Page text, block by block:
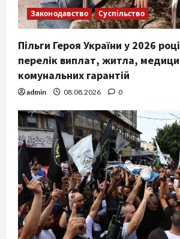
Законодавство Суспільство
Пільги Героя України у 2026
перелік виплат, житла,
комунальних гарантій
admin 08.08.2026 0